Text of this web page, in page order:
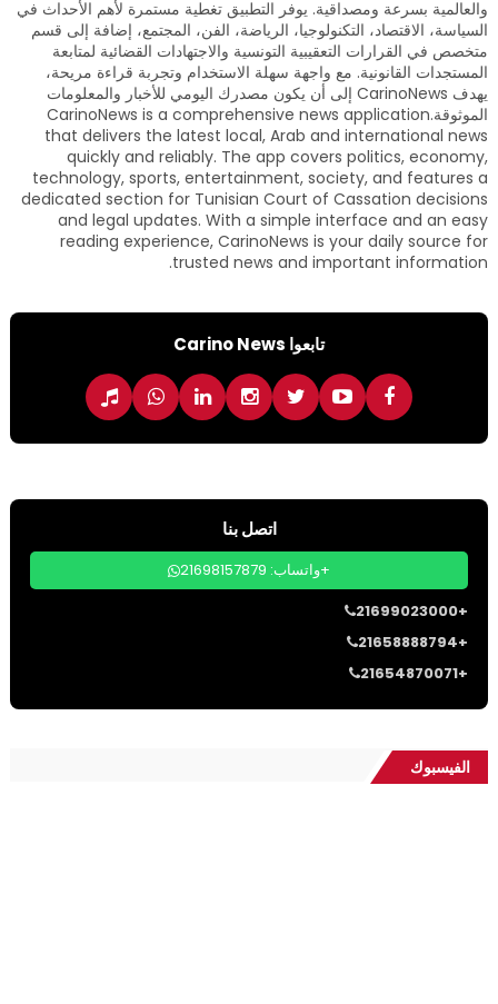
والعالمية بسرعة ومصداقية. يوفر التطبيق تغطية مستمرة لأهم الأحداث في
السياسة، الاقتصاد، التكنولوجيا، الرياضة، الفن، المجتمع، إضافة إلى قسم
متخصص في القرارات التعقيبية التونسية والاجتهادات القضائية لمتابعة
المستجدات القانونية. مع واجهة سهلة الاستخدام وتجربة قراءة مريحة،
يهدف CarinoNews إلى أن يكون مصدرك اليومي للأخبار والمعلومات
الموثوقة.CarinoNews is a comprehensive news application
that delivers the latest local, Arab and international news
quickly and reliably. The app covers politics, economy,
technology, sports, entertainment, society, and features a
dedicated section for Tunisian Court of Cassation decisions
and legal updates. With a simple interface and an easy
reading experience, CarinoNews is your daily source for
trusted news and important information.
تابعوا Carino News
اتصل بنا
واتساب: 21698157879+
21699023000+
21658888794+
21654870071+
الفيسبوك